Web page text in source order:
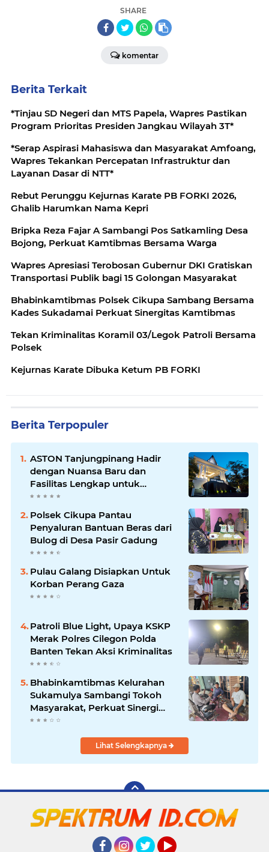
SHARE
komentar
Berita Terkait
*Tinjau SD Negeri dan MTS Papela, Wapres Pastikan
Program Prioritas Presiden Jangkau Wilayah 3T*
*Serap Aspirasi Mahasiswa dan Masyarakat Amfoang,
Wapres Tekankan Percepatan Infrastruktur dan
Layanan Dasar di NTT*
Rebut Perunggu Kejurnas Karate PB FORKI 2026,
Ghalib Harumkan Nama Kepri
Bripka Reza Fajar A Sambangi Pos Satkamling Desa
Bojong, Perkuat Kamtibmas Bersama Warga
Wapres Apresiasi Terobosan Gubernur DKI Gratiskan
Transportasi Publik bagi 15 Golongan Masyarakat
Bhabinkamtibmas Polsek Cikupa Sambang Bersama
Kades Sukadamai Perkuat Sinergitas Kamtibmas
Tekan Kriminalitas Koramil 03/Legok Patroli Bersama
Polsek
Kejurnas Karate Dibuka Ketum PB FORKI
Berita Terpopuler
ASTON Tanjungpinang Hadir
dengan Nuansa Baru dan
Fasilitas Lengkap untuk
Kenyamanan Tamu
Polsek Cikupa Pantau
Penyaluran Bantuan Beras dari
Bulog di Desa Pasir Gadung
Pulau Galang Disiapkan Untuk
Korban Perang Gaza
Patroli Blue Light, Upaya KSKP
Merak Polres Cilegon Polda
Banten Tekan Aksi Kriminalitas
Bhabinkamtibmas Kelurahan
Sukamulya Sambangi Tokoh
Masyarakat, Perkuat Sinergi
Jaga Kamtibmas
Lihat Selengkapnya